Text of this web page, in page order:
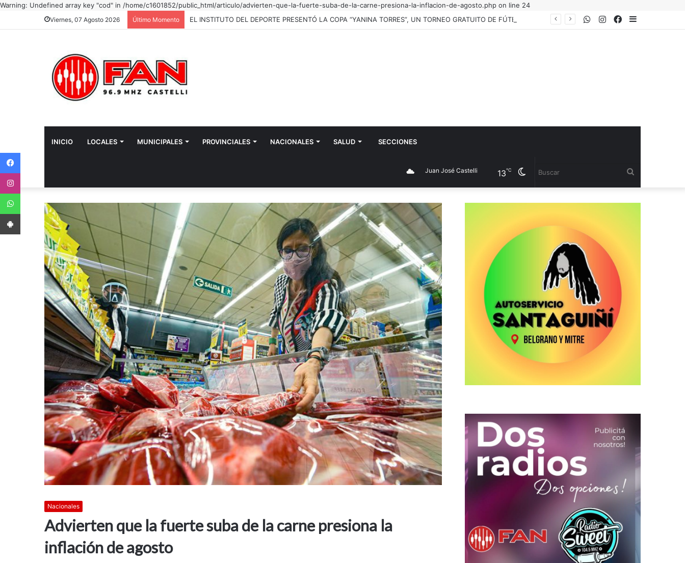
Warning: Undefined array key "cod" in /home/c1601852/public_html/articulo/advierten-que-la-fuerte-suba-de-la-carne-presiona-la-inflacion-de-agosto.php on line 24
Viernes, 07 Agosto 2026 Último Momento Facebook
Instagram
WhatsApp
INICIO LOCALES MUNICIPALES PROVINCIALES NACIONALES SALUD SECCIONES
Cambiar
modo
Juan José Castelli 13℃
Nacionales
Advierten que la fuerte suba de la carne presiona la
inflación de agosto
App Android